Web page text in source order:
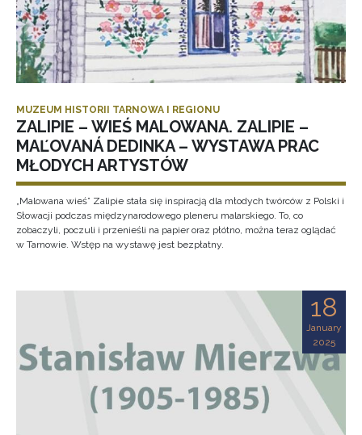
MUZEUM HISTORII TARNOWA I REGIONU
ZALIPIE – WIEŚ MALOWANA. ZALIPIE –
MAĽOVANÁ DEDINKA – WYSTAWA PRAC
MŁODYCH ARTYSTÓW
„Malowana wieś” Zalipie stała się inspiracją dla młodych twórców z Polski i
Słowacji podczas międzynarodowego pleneru malarskiego. To, co
zobaczyli, poczuli i przenieśli na papier oraz płótno, można teraz oglądać
w Tarnowie. Wstęp na wystawę jest bezpłatny.
18
January
2025